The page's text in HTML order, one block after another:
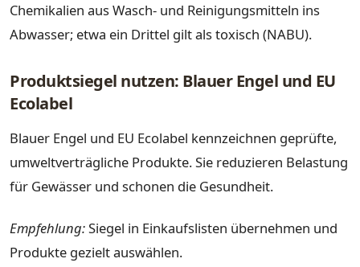
Chemikalien aus Wasch- und Reinigungsmitteln ins
Abwasser; etwa ein Drittel gilt als toxisch (NABU).
Produktsiegel nutzen: Blauer Engel und EU
Ecolabel
Blauer Engel und EU Ecolabel kennzeichnen geprüfte,
umweltverträgliche Produkte. Sie reduzieren Belastung
für Gewässer und schonen die Gesundheit.
Empfehlung:Siegel in Einkaufslisten übernehmen und
Produkte gezielt auswählen.